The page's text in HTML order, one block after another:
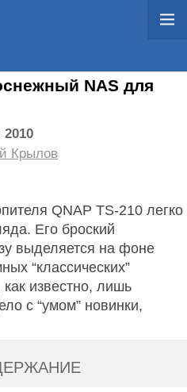
NAS для
2010
Крылов
QNAP TS-210 легко
Его броский
выделяется на фоне
“классических”
известно, лишь
с “умом” новинки,